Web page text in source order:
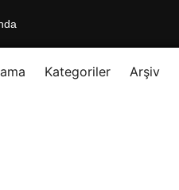
Kategoriler Arşiv